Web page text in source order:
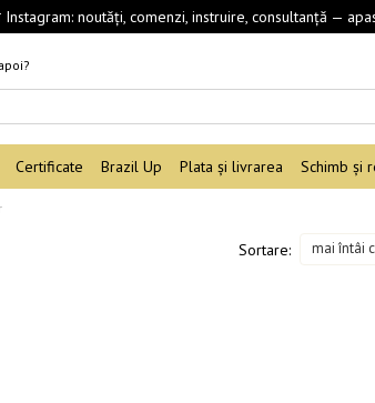
Instagram: noutăți, comenzi, instruire, consultanță —
Certificate Brazil Up Plata și livrarea Schimb și
Sortare: mai întâi